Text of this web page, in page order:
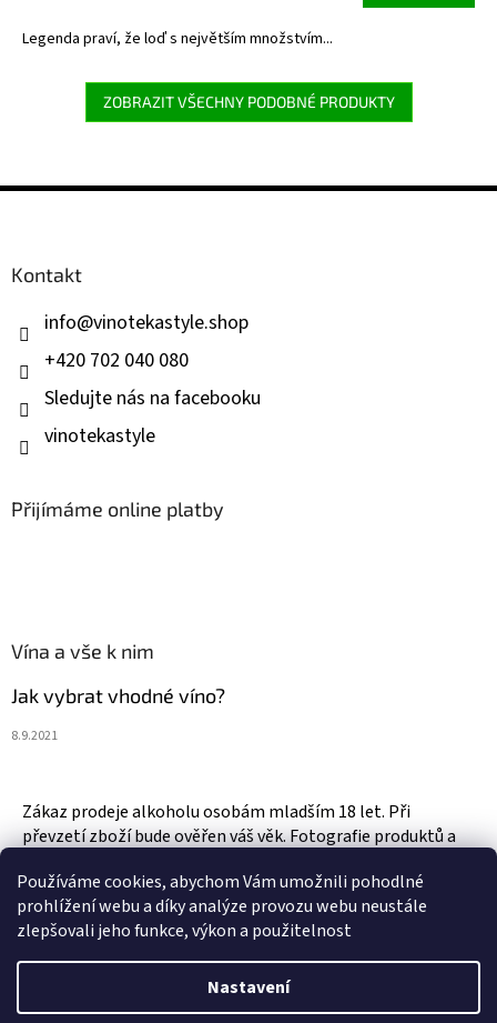
Používáme cookies, abychom Vám umožnili pohodlné
prohlížení webu a díky analýze provozu webu neustále
zlepšovali jeho funkce, výkon a použitelnost
Nastavení
Legenda praví, že loď s největším množstvím...
ZOBRAZIT VŠECHNY PODOBNÉ PRODUKTY
Z
Kontakt
info@vinotekastyle.shop
+420 702 040 080
Sledujte nás na facebooku
vinotekastyle
Přijímáme online platby
Vína a vše k nim
Jak vybrat vhodné víno?
8.9.2021
Zákaz prodeje alkoholu osobám mladším 18 let. Při
převzetí zboží bude ověřen váš věk. Fotografie produktů a